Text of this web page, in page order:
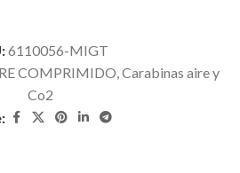
6110056-MIGT
COMPRIMIDO,Carabinas aire y
Co2